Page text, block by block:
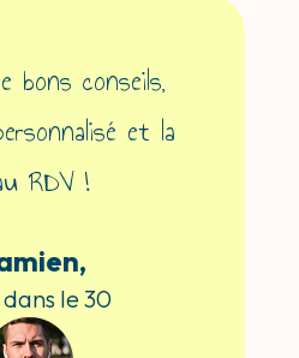
bons conseils,
et la
RDV !
le 30